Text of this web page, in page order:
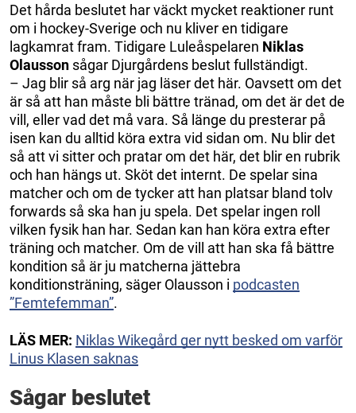
Det hårda beslutet har väckt mycket reaktioner runt
om i hockey-Sverige och nu kliver en tidigare
lagkamrat fram. Tidigare Luleåspelaren Niklas
Olausson sågar Djurgårdens beslut fullständigt.
– Jag blir så arg när jag läser det här. Oavsett om det
är så att han måste bli bättre tränad, om det är det de
vill, eller vad det må vara. Så länge du presterar på
isen kan du alltid köra extra vid sidan om. Nu blir det
så att vi sitter och pratar om det här, det blir en rubrik
och han hängs ut. Sköt det internt. De spelar sina
matcher och om de tycker att han platsar bland tolv
forwards så ska han ju spela. Det spelar ingen roll
vilken fysik han har. Sedan kan han köra extra efter
träning och matcher. Om de vill att han ska få bättre
kondition så är ju matcherna jättebra
konditionsträning, säger Olausson i podcasten
”Femtefemman”.
LÄS MER: Niklas Wikegård ger nytt besked om varför
Linus Klasen saknas
Sågar beslutet